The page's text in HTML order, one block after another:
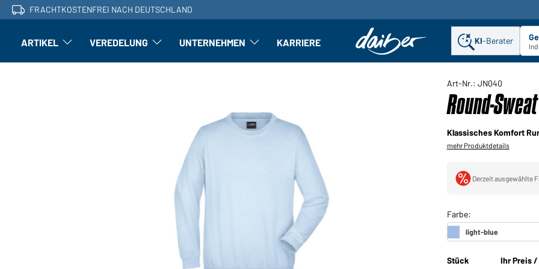
FRACHTKOSTENFREI NACH DEUTSCHLAND
ARTIKEL Artikel: Untermenü öffnen
VEREDELUNG Veredelung: Untermenü öffnen
UNTERNEHMEN Unternehmen: Untermenü öffnen
KARRIERE KI-Berater
Art-Nr.: JN040
Round-
Klassisches Komfort
mehr Produktdetails
Derzeit ausgewählte
Stück Ihr Preis